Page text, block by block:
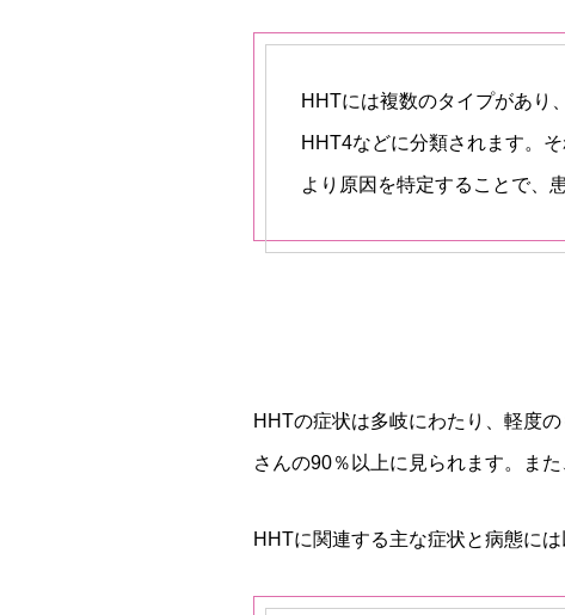
HHTには複数のタイプがあり
HHT4などに分類されます。
より原因を特定することで、
HHTの症状は多岐にわたり、軽度
さんの90％以上に見られます。ま
HHTに関連する主な症状と病態には